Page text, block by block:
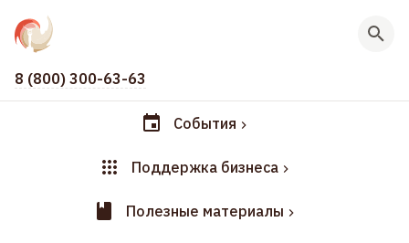
8 (800) 300-63-63
События
Поддержка бизнеса
Полезные материалы